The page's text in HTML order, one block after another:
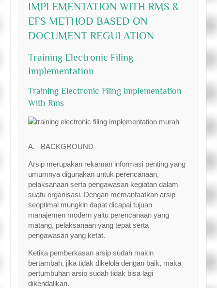
IMPLEMENTATION WITH RMS &
EFS METHOD BASED ON
DOCUMENT REGULATION
Training Electronic Filing
Implementation
Training Electronic Filing Implementation
With Rms
A. BACKGROUND
Arsip merupakan rekaman informasi penting yang
umumnya digunakan untuk perencanaan,
pelaksanaan serta pengawasan kegiatan dalam
suatu organisasi. Dengan memanfaatkan arsip
seoptimal mungkin dapat dicapai tujuan
manajemen modern yaitu perencanaan yang
matang, pelaksanaan yang tepat serta
pengawasan yang ketat.
Ketika pemberkasan arsip sudah makin
bertambah, jika tidak dikelola dengan baik, maka
pertumbuhan arsip sudah tidak bisa lagi
dikendalikan.